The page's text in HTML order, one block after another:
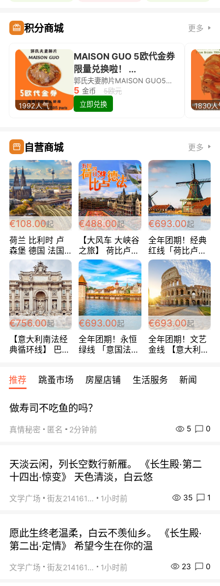
积分商城 更多
1992人气
MAISON GUO 5欧代金券
限量兑换啦！ ...
郭氏夫妻肺片MAISON GUO5欧代金券限量兑换啦！
5 金币
5欧元
立即兑换
1830人
自营商城 更多
€108.00起
荷兰 比利时 卢
森堡 德国 法国
超爽玩遍西欧 循
环线 全程四星宾
馆 108欧/人/天
€488.00起
【大风车 大峡谷
之旅】 荷比卢德
法 巴黎上下 经
典五国四日游
488欧/人
€693.00起
全年团期！经典
红线「荷比卢德
法」七天循环 五
国 仅售99欧/人/
天！巴黎上下！
包拼房~
€756.00起
【意大利南法经
典循环线】 巴黎
宾馆 108欧/天起
全程756欧/位
€693.00起
全年团期！永恒
绿线 「意国法
欧/天起 ~包拼房
€693.00起
全年团期！文艺
金线 【意大利一
每周铁发！
推荐 跳蚤市场 房屋店铺 生活服务 新闻
做寿司不吃鱼的吗？
真情秘密 匿名 2分钟前 5 0
天淡云闲，列长空数行新雁。 《长生殿·第二
十四出·惊变》 天色清淡，白云悠
文学广场 街友21416156 1小时前 35 1
愿此生终老温柔，白云不羡仙乡。 《长生殿·
第二出·定情》 希望今生在你的温
文学广场 街友21416156 1小时前 23 0